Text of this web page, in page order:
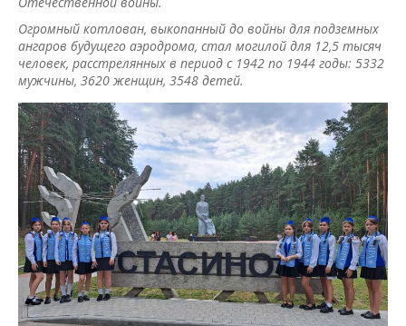
Огромный котлован, выкопанный до войны для подземных
ангаров будущего аэродрома, стал могилой для 12,5 тысяч
человек, расстрелянных в период с 1942 по 1944 годы: 5332
мужчины, 3620 женщин, 3548 детей.